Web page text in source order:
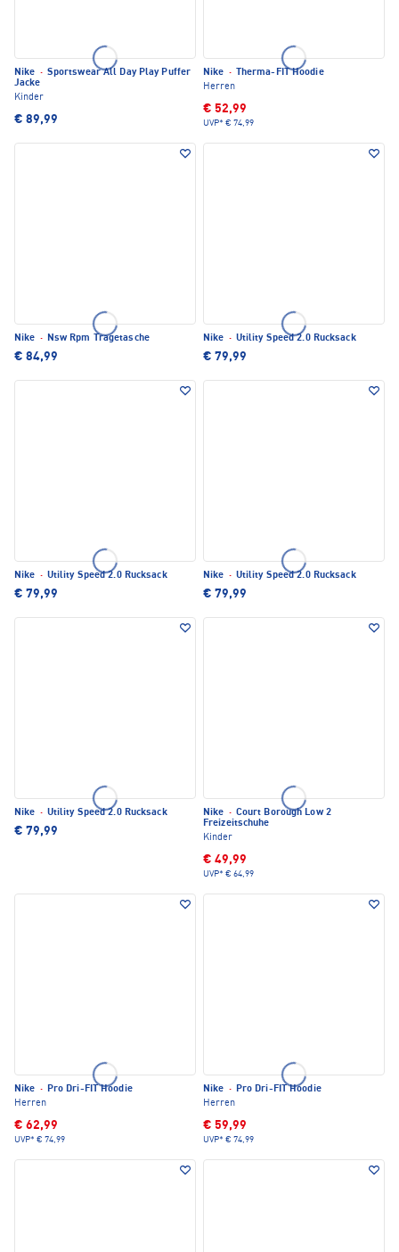
Nike · Sportswear All Day Play Puffer
Jacke
Kinder
€ 89,99
Nike ·
Therma-FIT Hoodie
Herren
€ 52,99
UVP* € 74,99
Nike · Nsw Rpm Tragetasche
€ 84,99
Nike · Utility Speed 2.0 Rucksack
€ 79,99
Nike · Utility Speed 2.0 Rucksack
€ 79,99
Nike · Utility Speed 2.0 Rucksack
€ 79,99
Nike · Utility Speed 2.0 Rucksack
€ 79,99
Nike · Court Borough Low 2
Freizeitschuhe
Kinder
€ 49,99
UVP* € 64,99
Nike · Pro Dri-FIT Hoodie
Herren
€ 62,99
UVP* € 74,99
Nike · Pro Dri-FIT Hoodie
Herren
€ 59,99
UVP* € 74,99